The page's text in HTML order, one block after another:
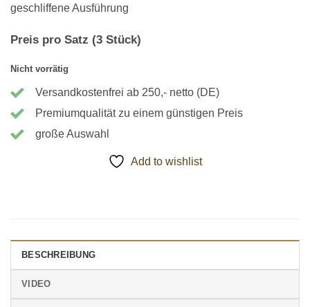
geschliffene Ausführung
Preis pro Satz (3 Stück)
Nicht vorrätig
Versandkostenfrei ab 250,- netto (DE)
Premiumqualität zu einem günstigen Preis
große Auswahl
Add to wishlist
BESCHREIBUNG
VIDEO